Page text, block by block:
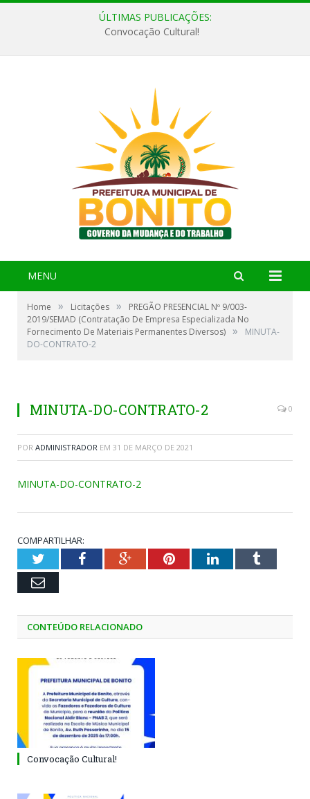
ÚLTIMAS PUBLICAÇÕES:
Convocação Cultural!
MENU
Home » Licitações »
PREGÃO PRESENCIAL Nº 9/003-
2019/SEMAD (Contratação De Empresa Especializada No
Fornecimento De Materiais Permanentes Diversos) »
MINUTA-
DO-CONTRATO-2
MINUTA-DO-CONTRATO-2 0
POR ADMINISTRADOR EM 31 DE MARÇO DE 2021
MINUTA-DO-CONTRATO-2
COMPARTILHAR:
TwitterFacebookGoogle+PinterestLinkedInTumblr
Email
CONTEÚDO RELACIONADO
Convocação Cultural!